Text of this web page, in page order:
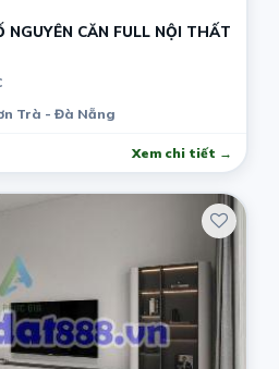
CĂN FULL NỘI THẤT
Trà - Đà Nẵng
Xem chi tiết →